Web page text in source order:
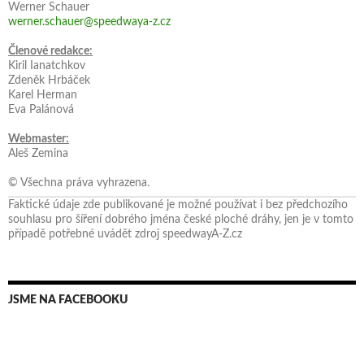
Werner Schauer
werner.schauer@speedwaya-z.cz
Členové redakce:
Kiril Ianatchkov
Zdeněk Hrbáček
Karel Herman
Eva Palánová
Webmaster:
Aleš Zemina
© Všechna práva vyhrazena.
Faktické údaje zde publikované je možné používat i bez předchozího
souhlasu pro šíření dobrého jména české ploché dráhy, jen je v tomto
případě potřebné uvádět zdroj speedwayA-Z.cz
JSME NA FACEBOOKU